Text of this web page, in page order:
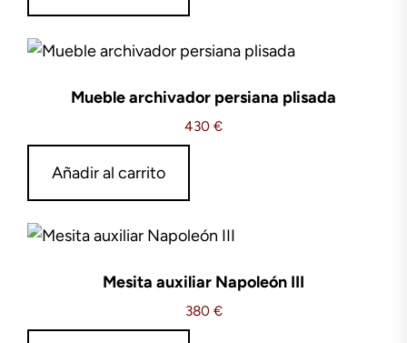
Mueble archivador persiana plisada
430 €
Añadir al carrito
Mesita auxiliar Napoleón III
380 €